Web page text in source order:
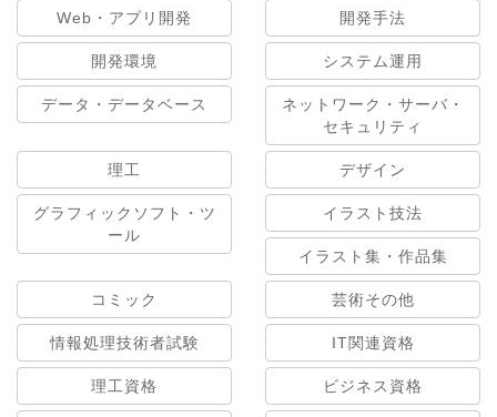
Web・アプリ開発 開発手法
開発環境 システム運用
データ・データベース
ネットワーク・サーバ・
セキュリティ
理工 デザイン
グラフィックソフト・ツ
ール
イラスト技法
イラスト集・作品集
コミック 芸術その他
情報処理技術者試験 IT関連資格
理工資格 ビジネス資格